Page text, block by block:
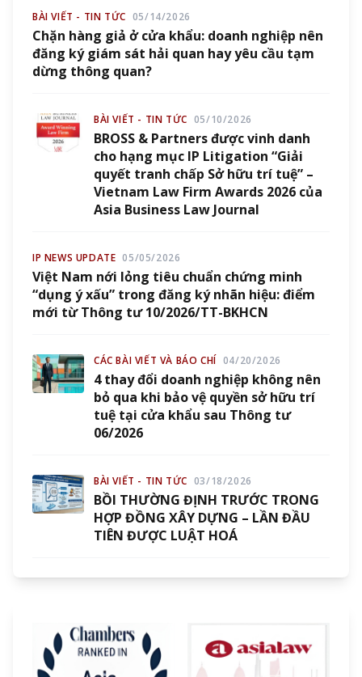
BÀI VIẾT - TIN TỨC 05/14/2026
Chặn hàng giả ở cửa khẩu: doanh nghiệp nên
đăng ký giám sát hải quan hay yêu cầu tạm
dừng thông quan?
BÀI VIẾT - TIN TỨC 05/10/2026
BROSS & Partners được vinh danh
cho hạng mục IP Litigation “Giải
quyết tranh chấp Sở hữu trí tuệ” –
Vietnam Law Firm Awards 2026 của
Asia Business Law Journal
IP NEWS UPDATE 05/05/2026
Việt Nam nới lỏng tiêu chuẩn chứng minh
“dụng ý xấu” trong đăng ký nhãn hiệu: điểm
mới từ Thông tư 10/2026/TT-BKHCN
CÁC BÀI VIẾT VÀ BÁO CHÍ 04/20/2026
4 thay đổi doanh nghiệp không nên
bỏ qua khi bảo vệ quyền sở hữu trí
tuệ tại cửa khẩu sau Thông tư
06/2026
BÀI VIẾT - TIN TỨC 03/18/2026
BỒI THƯỜNG ĐỊNH TRƯỚC TRONG
HỢP ĐỒNG XÂY DỰNG – LẦN ĐẦU
TIÊN ĐƯỢC LUẬT HOÁ